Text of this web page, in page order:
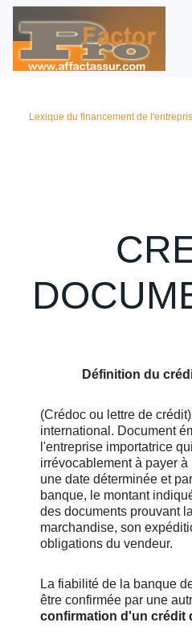
Lexique du financement de
Définition du
(Crédoc ou lettre de
international. Document
l'entreprise importatrice
irrévocablement à payer
une date déterminée et
banque, le montant
des documents prouvant
marchandise, son
obligations du vendeur.
La fiabilité de la banque
être confirmée par une
confirmation d'un crédit